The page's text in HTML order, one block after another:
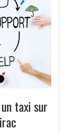
taxi sur